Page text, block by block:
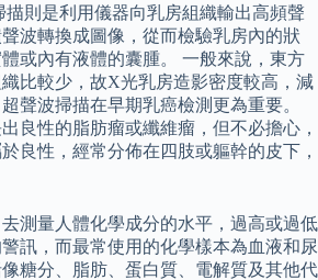
則是利用儀器向乳房組織輸出高頻聲
波轉換成圖像，從而檢驗乳房內的狀
或內有液體的囊腫。 一般來說，東方
比較少，故X光乳房造影密度較高，減
聲波掃描在早期乳癌檢測更為重要。
良性的脂肪瘤或纖維瘤，但不必擔心，
良性，經常分佈在四肢或軀幹的皮下，
測量人體化學成分的水平，過高或過低
訊，而最常使用的化學樣本為血液和尿
糖分、脂肪、蛋白質、電解質及其他代